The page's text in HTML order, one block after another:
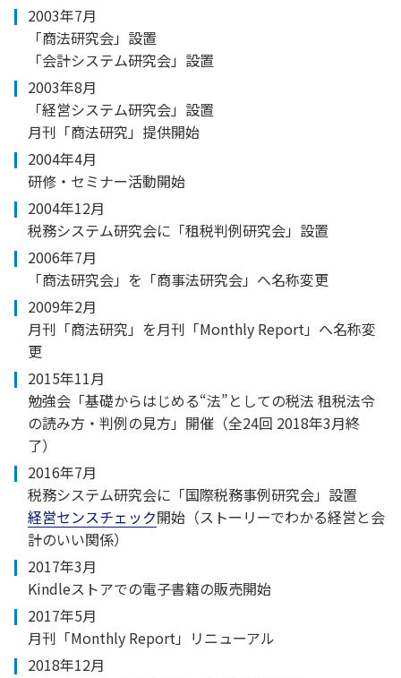
2003年7月
「商法研究会」設置
「会計システム研究会」設置
2003年8月
「経営システム研究会」設置
月刊「商法研究」提供開始
2004年4月
研修・セミナー活動開始
2004年12月
税務システム研究会に「租税判例研究会」設置
2006年7月
「商法研究会」を「商事法研究会」へ名称変更
2009年2月
月刊「商法研究」を月刊「Monthly Report」へ名称変
更
2015年11月
勉強会「基礎からはじめる“法”としての税法 租税法令
の読み方・判例の見方」開催（全24回 2018年3月終
了）
2016年7月
税務システム研究会に「国際税務事例研究会」設置
経営センスチェック開始（ストーリーでわかる経営と会
計のいい関係）
2017年3月
Kindleストアでの電子書籍の販売開始
2017年5月
月刊「Monthly Report」リニューアル
2018年12月